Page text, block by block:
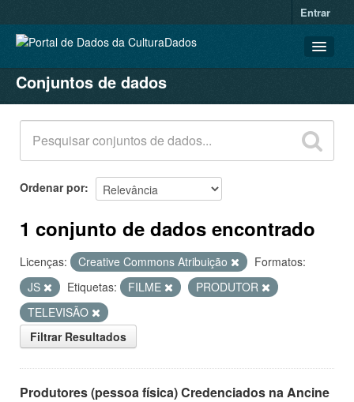
Entrar
CONJUNTOS DE DADOS
ORGANIZAÇÕES
GRUPOS
SOBRE
Conjuntos de dados
Ordenar por
1 conjunto de dados encontrado
Licenças: Creative Commons Atribuição
Formatos:
JS
Etiquetas: FILME
PRODUTOR
TELEVISÃO
Filtrar Resultados
Produtores (pessoa física) Credenciados na Ancine